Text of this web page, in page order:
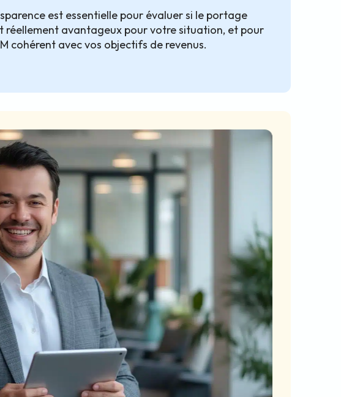
est essentielle pour évaluer si le portage
réellement avantageux pour votre situation, et pour
cohérent avec vos objectifs de revenus.